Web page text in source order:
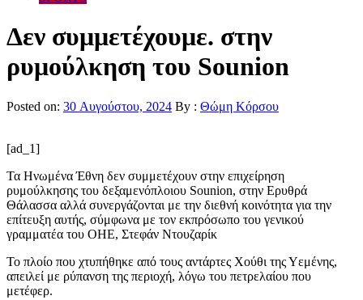
Δεν συμμετέχουμε. στην
ρυμούλκηση του Sounion
Posted on: 30 Αυγούστου, 2024 By : Θώμη Κόρσου
[ad_1]
Τα Ηνωμένα Έθνη δεν συμμετέχουν στην επιχείρηση
ρυμούλκησης του δεξαμενόπλοιου Sounion, στην Ερυθρά
Θάλασσα αλλά συνεργάζονται με την διεθνή κοινότητα για την
επίτευξη αυτής, σύμφωνα με τον εκπρόσωπο του γενικού
γραμματέα του ΟΗΕ, Στεφάν Ντουζαρίκ
Το πλοίο που χτυπήθηκε από τους αντάρτες Χούθι της Υεμένης,
απειλεί με ρύπανση της περιοχή, λόγω του πετρελαίου που
μετέφερ.